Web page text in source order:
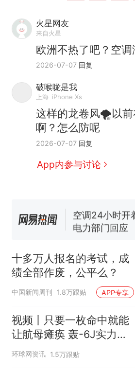
火星网友
来自火星
欧洲不热了吧？空调
2026-07-07 回复
破喉咙是我
上海 iPhone Xs
这样的龙卷风🌪️以前
啊？怎么防呢
2026-07-07 回复
App内参与讨论
热 十多万人报
全部作废，公
新
全球唯一没
家，刚改国名
国大使骑行绕
线一圈，还曾
搬家报价570
空调24小时开
电力部门回应
试前13名均遭
已叫停招聘，
核查
热
十多万人
全部作废，公
十多万人报名的考试，成
绩全部作废，公平么？
中国新闻周刊 1.8万跟贴 APP专享
视频丨只要一枚命中就能
让航母瘫痪 轰-6J实力有
多强？
环球网资讯 1.5万跟贴